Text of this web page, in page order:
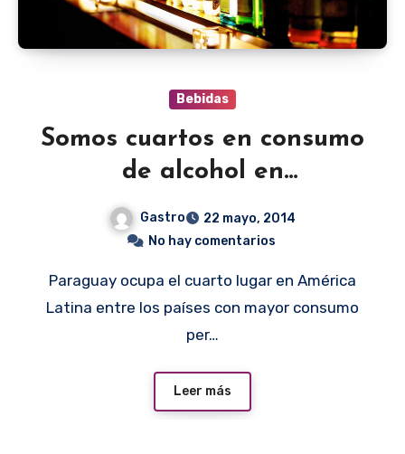
Bebidas
Somos cuartos en consumo
de alcohol en
Latinoamérica
Gastro
22 mayo, 2014
No hay comentarios
Paraguay ocupa el cuarto lugar en América
Latina entre los países con mayor consumo
per…
Leer más